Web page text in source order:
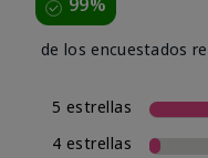
de los encuestados
5 estrellas
4 estrellas